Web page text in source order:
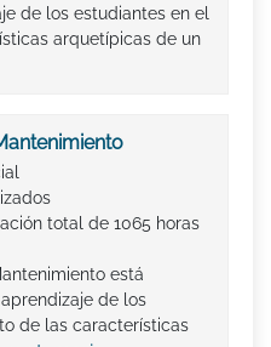
de los estudiantes en el
arquetípicas de un
total de 1065 horas
está
de los
de las características